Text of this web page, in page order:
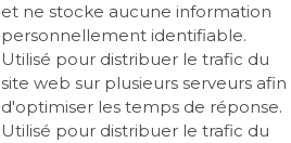
et ne stocke aucune information
personnellement identifiable.
Utilisé pour distribuer le trafic du
site web sur plusieurs serveurs afin
d'optimiser les temps de réponse.
Utilisé pour distribuer le trafic du